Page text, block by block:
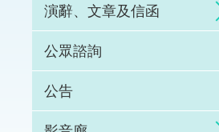
演辭、文章及信函
公眾諮詢
公告